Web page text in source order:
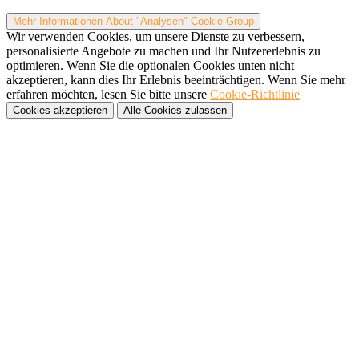
Mehr Informationen About "Analysen" Cookie Group
Wir verwenden Cookies, um unsere Dienste zu verbessern,
personalisierte Angebote zu machen und Ihr Nutzererlebnis zu
optimieren. Wenn Sie die optionalen Cookies unten nicht
akzeptieren, kann dies Ihr Erlebnis beeinträchtigen. Wenn Sie mehr
erfahren möchten, lesen Sie bitte unsere Cookie-Richtlinie
Cookies akzeptieren Alle Cookies zulassen